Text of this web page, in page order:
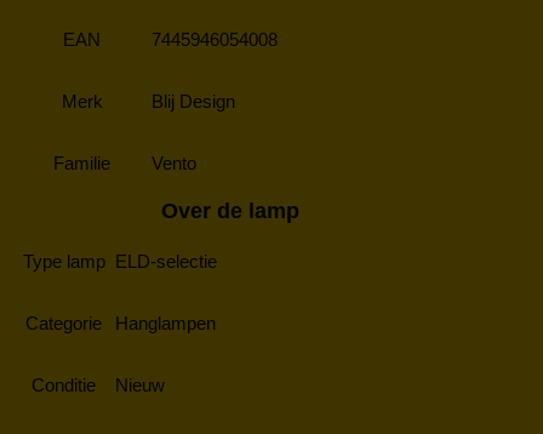
EAN 7445946054008
Merk Blij Design
Familie Vento
Over de lamp
Type lamp ELD-selectie
Categorie Hanglampen
Conditie Nieuw